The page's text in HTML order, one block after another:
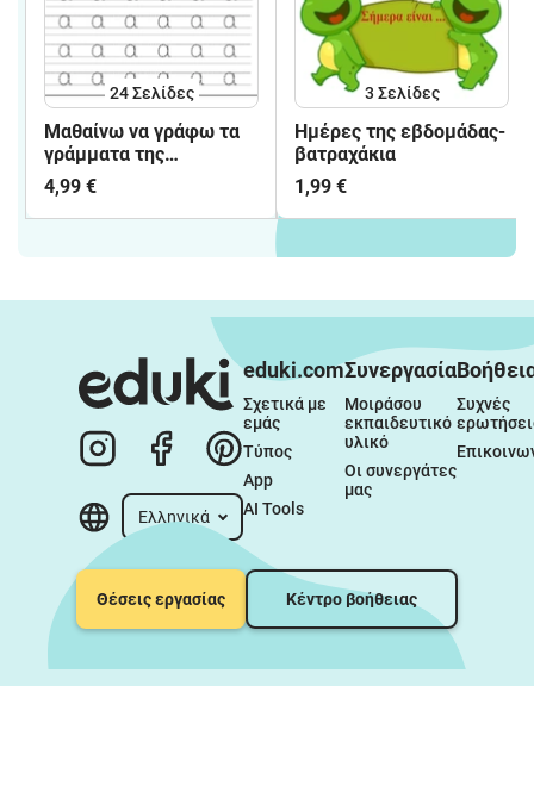
24Σελίδες
Μαθαίνω να γράφω τα
γράμματα της
αλφαβήτας
4,99 €
3 Σελίδες
Ημέρες της εβδομάδας-
βατραχάκια
1,99 €
Ελληνικά
eduki.com
Σχετικά με
εμάς
Τύπος
App
AI Tools
Συνεργασία
Μοιράσου
εκπαιδευτικό
υλικό
Οι συνεργάτες
μας
Συχνές
Θέσεις εργασίας Κέντρο βοήθειας